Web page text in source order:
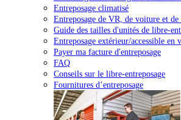
Entreposage climatisé
Entreposage de VR, de voiture et de
Guide des tailles d'unités de libre-
Entreposage extérieur/accessible en
Payer ma facture d'entreposage
FAQ
Conseils sur le libre-entreposage
Fournitures d’entreposage